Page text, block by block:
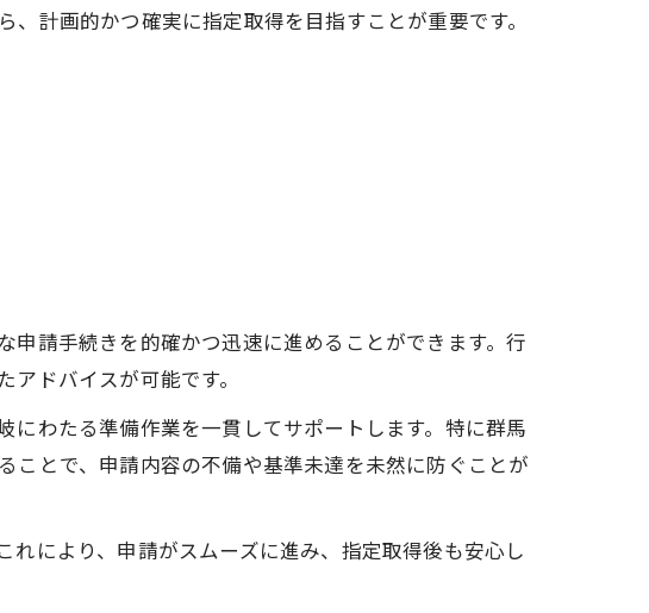
計画的かつ確実に指定取得を目指すことが重要です。
請手続きを的確かつ迅速に進めることができます。行
ドバイスが可能です。
わたる準備作業を一貫してサポートします。特に群馬
とで、申請内容の不備や基準未達を未然に防ぐことが
により、申請がスムーズに進み、指定取得後も安心し